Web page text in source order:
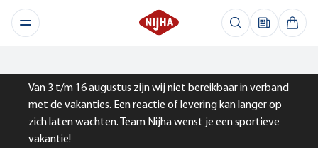
Van 3 t/m 16 augustus zijn wij niet bereikbaar in verband
met de vakanties. Een reactie of levering kan langer op
zich laten wachten. Team Nijha wenst je een sportieve
vakantie!